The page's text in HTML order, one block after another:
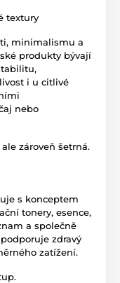
textury
minimalismu a
produkty bývají
i u citlivé
nebo
zároveň šetrná.
s konceptem
tonery, esence,
a společně
zdravý
zatížení.